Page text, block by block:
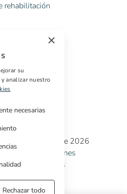
rehabilitación
Real Estate 2026
y Condiciones
de cookies
×
su
analizar nuestro
necesarias
Rechazar todo